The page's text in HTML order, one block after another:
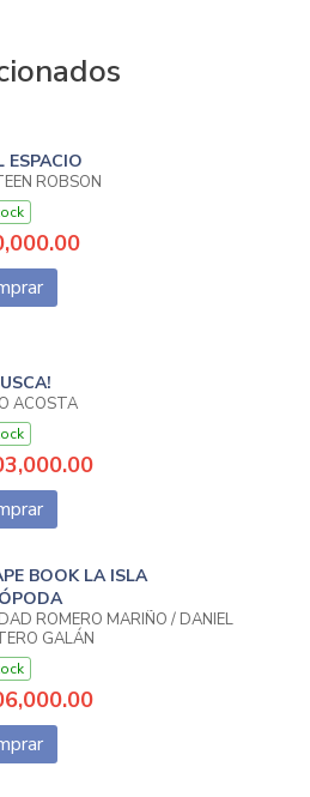
ESPACIO
ROBSON
ACOSTA
BOOK LA ISLA
ROMERO MARIÑO / DANIEL
GALÁN